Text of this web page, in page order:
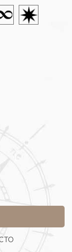
Infinito